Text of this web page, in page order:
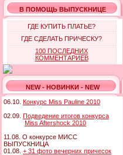
В ПОМОЩЬ ВЫПУСКНИЦЕ
ГДЕ КУПИТЬ ПЛАТЬЕ?
ГДЕ СДЕЛАТЬ ПРИЧЕСКУ?
100 ПОСЛЕДНИХ
КОММЕНТАРИЕВ
NEW - НОВИНКИ - NEW
06.10. Конкурс Miss Pauline 2010
02.09. Подведение итогов конкурса
Miss Aftershock 2010
11.08. О конкурсе МИСС
ВЫПУСКНИЦА
01.08. + 31 фото вечерних причесок